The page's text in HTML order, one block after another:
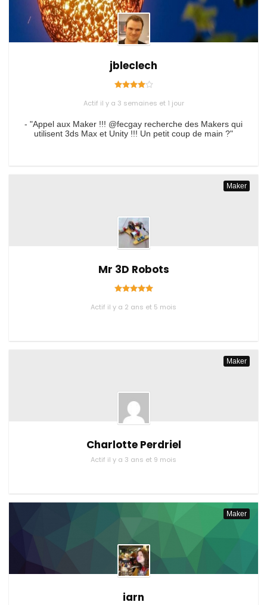
jbleclech
Actif il y a 3 semaines et 1 jour
- "Appel aux Maker !!! @fecgay recherche des Makers qui
utilisent 3ds Max et Unity !!! Un petit coup de main ?"
Maker
Mr 3D Robots
Actif il y a 2 ans et 5 mois
Maker
Charlotte Perdriel
Actif il y a 3 ans et 9 mois
Maker
iarn